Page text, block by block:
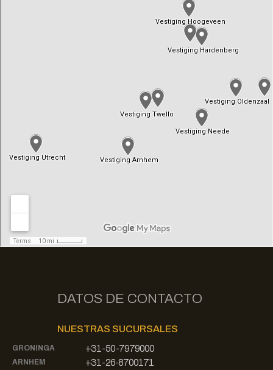
DATOS DE CONTACTO
NUESTRAS SUCURSALES
GRONINGA +31-50-7979000
ARNHEM +31-26-8700171